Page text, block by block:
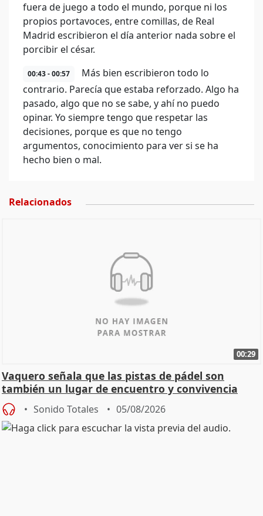
fuera de juego a todo el mundo, porque ni los
propios portavoces, entre comillas, de Real
Madrid escribieron el día anterior nada sobre el
porcibir el césar.
00:43 - 00:57
Más bien escribieron todo lo
contrario. Parecía que estaba reforzado. Algo ha
pasado, algo que no se sabe, y ahí no puedo
opinar. Yo siempre tengo que respetar las
decisiones, porque es que no tengo
argumentos, conocimiento para ver si se ha
hecho bien o mal.
Relacionados
00:29
Vaquero señala que las pistas de pádel son
también un lugar de encuentro y convivencia
Sonido Totales 05/08/2026